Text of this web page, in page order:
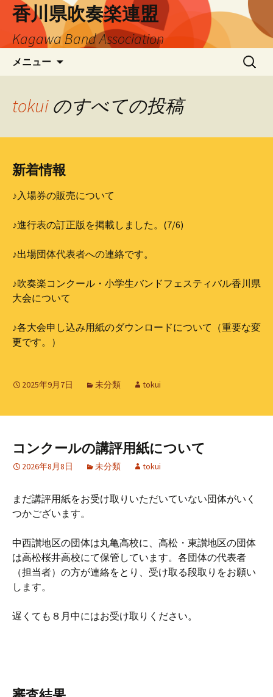
香川県吹奏楽連盟
Kagawa Band Association
メニュー
ン
ツ
ッ
検
索:
tokui のすべての投稿
新着情報
♪入場券の販売について
♪進行表の訂正版を掲載しました。(7/6)
♪出場団体代表者への連絡です。
♪吹奏楽コンクール・小学生バンドフェスティバル香川県
大会について
♪各大会申し込み用紙のダウンロードについて（重要な変
更です。）
2025年9月7日 未分類 tokui
コンクールの講評用紙について
2026年8月8日 未分類 tokui
まだ講評用紙をお受け取りいただいていない団体がいく
つかございます。
中西讃地区の団体は丸亀高校に、高松・東讃地区の団体
は高松桜井高校にて保管しています。各団体の代表者
（担当者）の方が連絡をとり、受け取る段取りをお願い
します。
遅くても８月中にはお受け取りください。